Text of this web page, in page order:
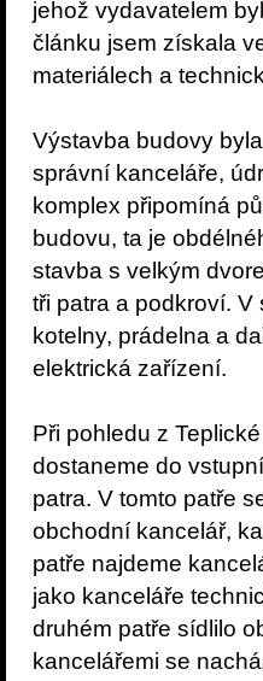
jehož vydavatelem
článku jsem získala
materiálech a
Výstavba budovy
správní kanceláře,
komplex připomíná
budovu, ta je
stavba s velkým
tři patra a podkroví.
kotelny, prádelna a
elektrická zařízení.
Při pohledu z
dostaneme do
patra. V tomto patře
obchodní kancelář,
patře najdeme
jako kanceláře
druhém patře sídlilo
kancelářemi se